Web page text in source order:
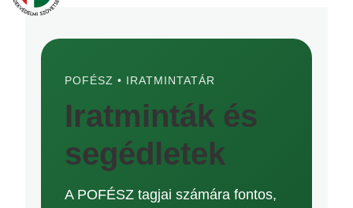
POFÉSZ • IRATMINTATÁR
Iratminták és
segédletek
A POFÉSZ tagjai számára fontos,